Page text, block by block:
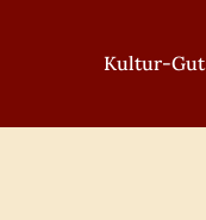
Kultur-Gut